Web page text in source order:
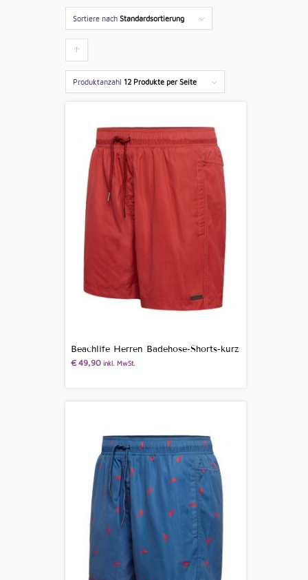
Sortiere nach Standardsortierung
um
die
aufsteigend
sortieren
Produktanzahl 12 Produkte per Seite
Beachlife Herren Badehose-Shorts-kurz
€49,90 inkl. MwSt.